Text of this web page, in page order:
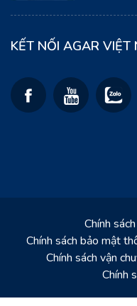
KẾT NỐI AGAR VIỆT
Chính
Chính sách bảo mật
Chính sách vận
Chính